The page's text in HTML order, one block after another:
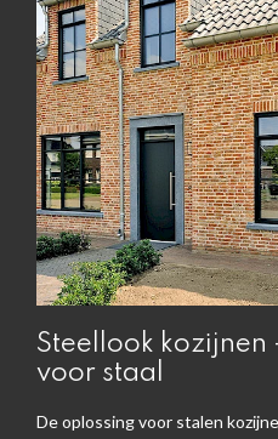
Steellook
voor staal
De oplossing voor stalen